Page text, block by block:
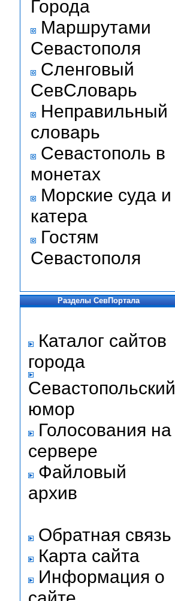
Города
Маршрутами
Севастополя
Сленговый
СевСловарь
Неправильный
словарь
Севастополь в
монетах
Морские суда и
катера
Гостям
Севастополя
Разделы СевПортала
Каталог сайтов
города
Севастопольский
юмор
Голосования на
сервере
Файловый
архив
Обратная связь
Карта сайта
Информация о